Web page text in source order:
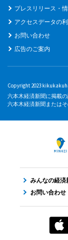
プレスリリース・
アクセスデータの
お問い合わせ
広告のご案内
Copyright 2023
六本木経済新聞に掲載
六本木経済新聞または
みんなの経済
お問い合わせ